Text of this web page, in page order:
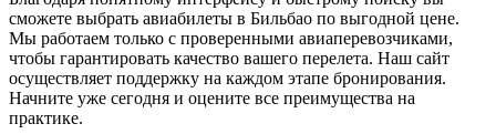
сможете выбрать авиабилеты в Бильбао по выгодной цене.
Мы работаем только с проверенными авиаперевозчиками,
чтобы гарантировать качество вашего перелета. Наш сайт
осуществляет поддержку на каждом этапе бронирования.
Начните уже сегодня и оцените все преимущества на
практике.